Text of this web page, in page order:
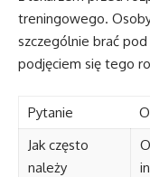
treningowego.
szczególnie brać
podjęciem się tego
Pytanie
Jak często
należy